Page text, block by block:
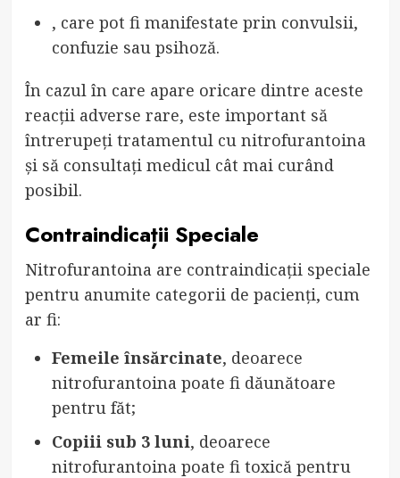
, care pot fi manifestate prin convulsii,
confuzie sau psihoză.
În cazul în care apare oricare dintre aceste
reacții adverse rare, este important să
întrerupeți tratamentul cu nitrofurantoina
și să consultați medicul cât mai curând
posibil.
Contraindicații Speciale
Nitrofurantoina are contraindicații speciale
pentru anumite categorii de pacienți, cum
ar fi:
Femeile însărcinate, deoarece
nitrofurantoina poate fi dăunătoare
pentru făt;
Copiii sub 3 luni, deoarece
nitrofurantoina poate fi toxică pentru